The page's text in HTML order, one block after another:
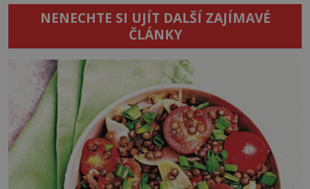
NENECHTE SI UJÍT DALŠÍ ZAJÍMAVÉ
ČLÁNKY